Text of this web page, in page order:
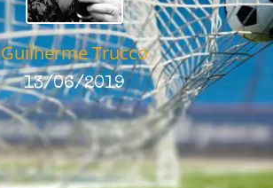
Guilherme Trucco
13/06/2019